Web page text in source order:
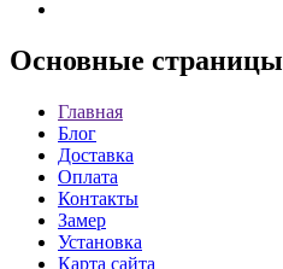
Основные страницы
Главная
Блог
Доставка
Оплата
Контакты
Замер
Установка
Карта сайта